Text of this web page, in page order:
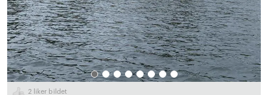
2 liker bildet